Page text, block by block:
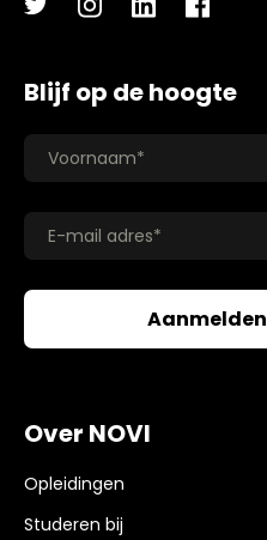
Over NOVI
Opleidingen
Studeren bij
Blijf op de hoogte